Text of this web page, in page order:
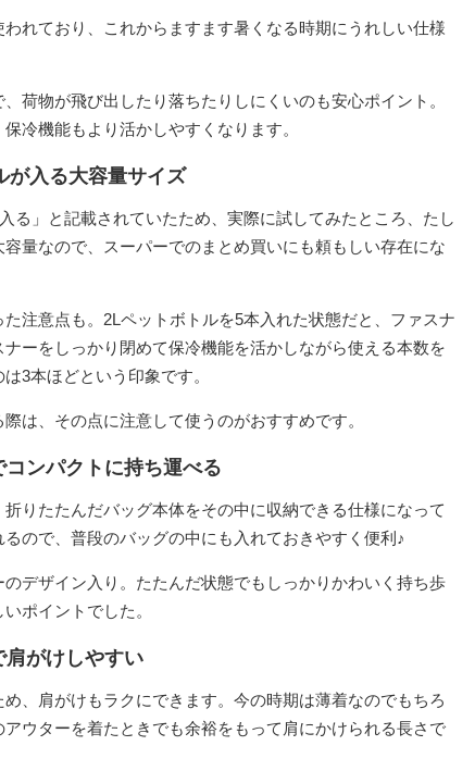
れており、これからますます暑くなる時期にうれしい仕様
荷物が飛び出したり落ちたりしにくいのも安心ポイント。
冷機能もより活かしやすくなります。
が入る大容量サイズ
る」と記載されていたため、実際に試してみたところ、たし
量なので、スーパーでのまとめ買いにも頼もしい存在にな
注意点も。2Lペットボトルを5本入れた状態だと、ファスナ
ーをしっかり閉めて保冷機能を活かしながら使える本数を
3本ほどという印象です。
は、その点に注意して使うのがおすすめです。
ンパクトに持ち運べる
りたたんだバッグ本体をその中に収納できる仕様になって
ので、普段のバッグの中にも入れておきやすく便利♪
デザイン入り。たたんだ状態でもしっかりかわいく持ち歩
ポイントでした。
がけしやすい
、肩がけもラクにできます。今の時期は薄着なのでもちろ
ウターを着たときでも余裕をもって肩にかけられる長さで